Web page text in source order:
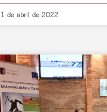
1 de abril de 2022